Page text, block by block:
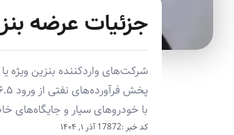
جزئیات عرضه
شرکت‌های واردکننده بنزین
با خودروهای سیار و جایگاه‌های
کد خبر :17872 آذر ۱, ۱۴۰۴